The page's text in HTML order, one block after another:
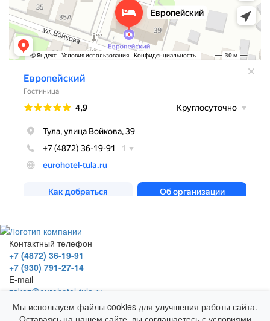
Контактный телефон
+7 (4872) 36-19-91
+7 (930) 791-27-14
E-mail
zakaz@eurohotel-tula.ru
Адрес
г. Тула, ул. Войкова, д. 39
Мы используем файлы cookies для улучшения работы сайта.
Оставаясь на нашем сайте, вы соглашаетесь с условиями